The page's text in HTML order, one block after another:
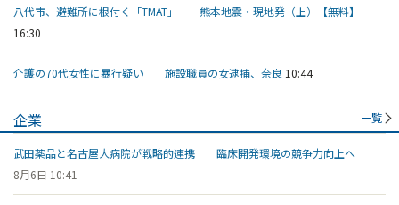
八代市、避難所に根付く「TMAT」 熊本地震・現地発（上）【無料】
16:30
介護の70代女性に暴行疑い 施設職員の女逮捕、奈良 10:44
企業 一覧
武田薬品と名古屋大病院が戦略的連携 臨床開発環境の競争力向上へ
8月6日 10:41